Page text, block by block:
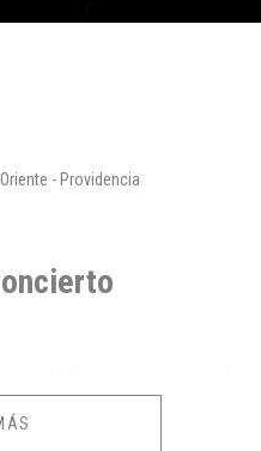
Los Beatles, pues de hecho no